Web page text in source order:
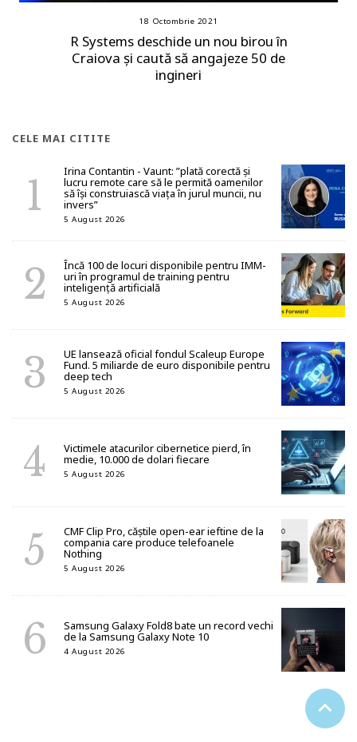
18 Octombrie 2021
R Systems deschide un nou birou în
Craiova și caută să angajeze 50 de
ingineri
CELE MAI CITITE
Irina Contantin - Vaunt: ”plată corectă și
lucru remote care să le permită oamenilor
să își construiască viața în jurul muncii, nu
invers”
5 August 2026
Încă 100 de locuri disponibile pentru IMM-
uri în programul de training pentru
inteligență artificială
5 August 2026
UE lansează oficial fondul Scaleup Europe
Fund. 5 miliarde de euro disponibile pentru
deep tech
5 August 2026
Victimele atacurilor cibernetice pierd, în
medie, 10.000 de dolari fiecare
5 August 2026
CMF Clip Pro, căștile open-ear ieftine de la
compania care produce telefoanele
Nothing
5 August 2026
Samsung Galaxy Fold8 bate un record vechi
de la Samsung Galaxy Note 10
4 August 2026